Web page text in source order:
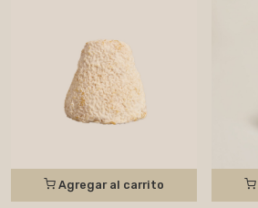
Agregar al carrito